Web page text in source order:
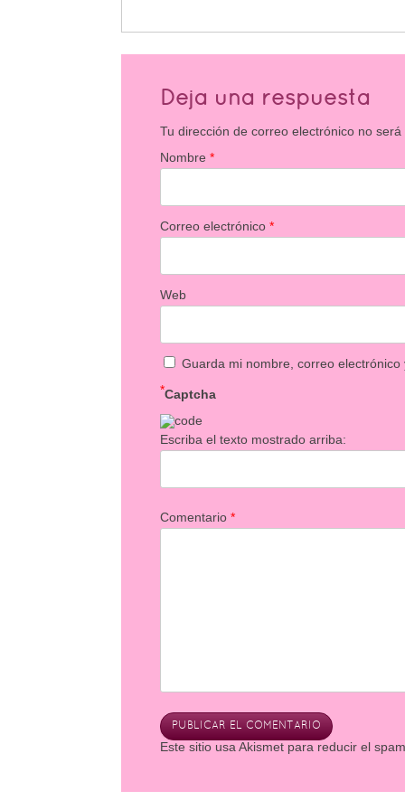
Deja una respuesta
Tu dirección de correo electrónico no
Nombre*
Correo electrónico*
Web
Guarda mi nombre, correo
Captcha
*
Escriba el texto mostrado arriba:
Comentario*
Este sitio usa Akismet para reducir el